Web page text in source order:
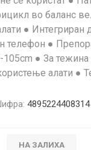
во баланс
● Интегриран
телефон ●
105cm ● За
алати ●
4895224408314
НА ЗАЛИХА